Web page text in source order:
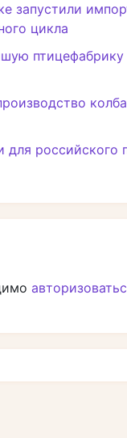
запустили
цикла
российского